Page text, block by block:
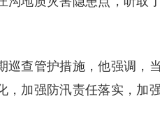
巡查管护措施，他强调，
加强防汛责任落实，加